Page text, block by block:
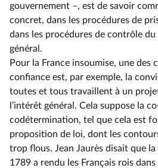
gouvernement –, est de savoir
concret, dans les procédures de
dans les procédures de contrôle du
général.
Pour la France insoumise, une des
confiance est, par exemple, la
toutes et tous travaillent à un
l’intérêt général. Cela suppose la
codétermination, tel que cela est
proposition de loi, dont les
trop flous. Jean Jaurès disait que
1789 a rendu les Français rois